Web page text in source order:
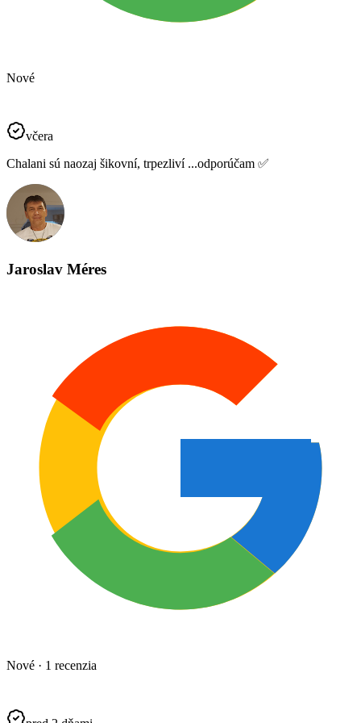
Nové
včera
Chalani sú naozaj šikovní, trpezliví ...odporúčam ✅️
Jaroslav Méres
Nové · 1 recenzia